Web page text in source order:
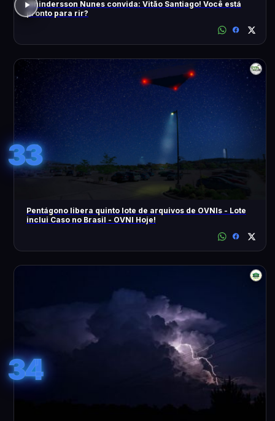
Whindersson Nunes convida: Vitão Santiago! Você está
pronto para rir?
33
Pentágono libera quinto lote de arquivos de OVNIs - Lote
inclui Caso no Brasil - OVNI Hoje!
34